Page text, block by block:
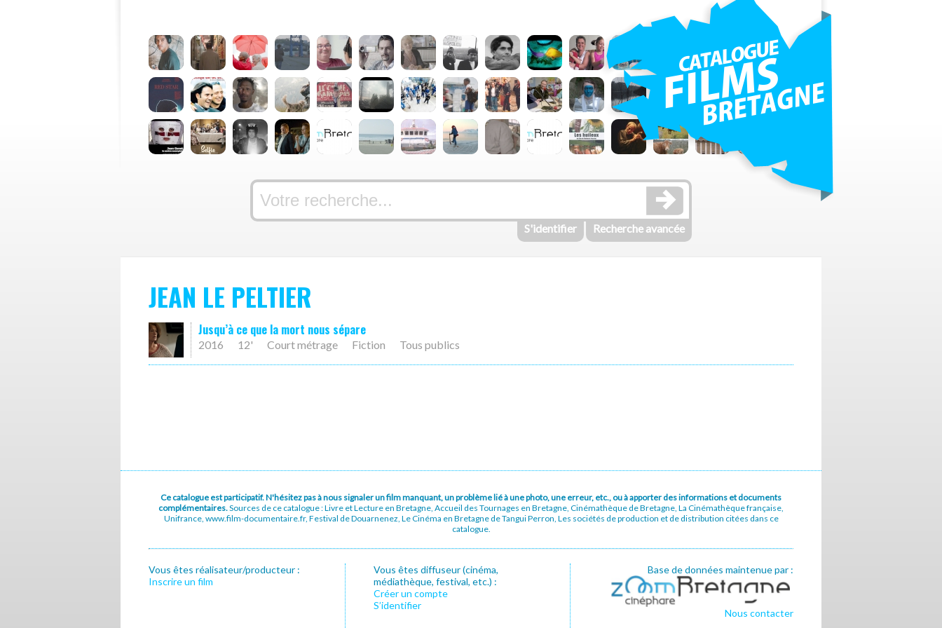
S'identifier Recherche avancée
JEAN LE PELTIER
Jusqu’à ce que la mort nous sépare
2016 12' Court métrage Fiction Tous publics
Ce catalogue est participatif. N'hésitez pas à nous signaler un film manquant, un problème lié à une photo, une erreur, etc., ou à apporter des informations et documents
complémentaires.Sources de ce catalogue : Livre et Lecture en Bretagne, Accueil des Tournages en Bretagne, Cinémathèque de Bretagne, La Cinémathèque française,
Unifrance, www.film-documentaire.fr, Festival de Douarnenez, Le Cinéma en Bretagne de Tangui Perron, Les sociétés de production et de distribution citées dans ce
catalogue.
Vous êtes réalisateur/producteur :
Inscrire un film
Vous êtes diffuseur (cinéma,
médiathèque, festival, etc.) :
Créer un compte
S’identifier
Base de données maintenue par :
Nous contacter